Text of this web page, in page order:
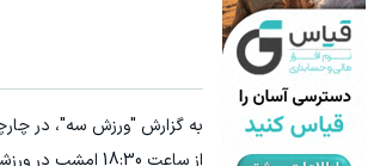
به گزارش "ورزش سه"، در
از ساعت 18:30 امشب در ورزشگاه المپیک فیشت به مصاف سوچی قعرنشین رفت.